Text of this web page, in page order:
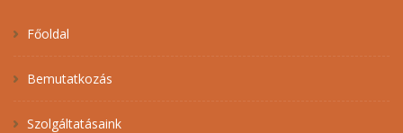
Főoldal
Bemutatkozás
Szolgáltatásaink